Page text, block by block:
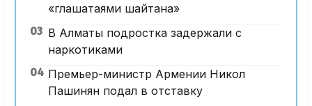
«глашатаями шайтана»
03 В Алматы подростка задержали с
наркотиками
04 Премьер-министр Армении Никол
Пашинян подал в отставку